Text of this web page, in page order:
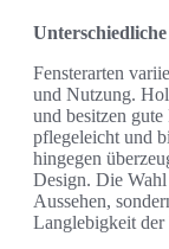
Fensterarten
und Nutzung.
und besitzen
pflegeleicht und
hingegen
Design. Die
Aussehen,
Langlebigkeit der